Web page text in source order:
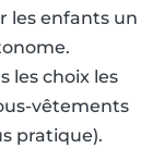
les enfants un
les choix les
vêtements
pratique).